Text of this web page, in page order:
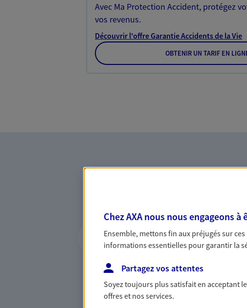
Avec Ma Protection Accident, protégez
vos revenus.
Découvrir l'offre Garantie Accidents de la Vie
OBTENIR UN TARIF EN
Vous accompagner
confiance
votre vie, c'est ainsi que nous
la confiance et la proximité. C'est en
connaître que nous proposons de
Chez AXA nous nous engageons
Ensemble, mettons fin aux préjugés sur
informations essentielles pour garantir la
Partagez vos attentes
Soyez toujours plus satisfait en acceptant
offres et nos services.